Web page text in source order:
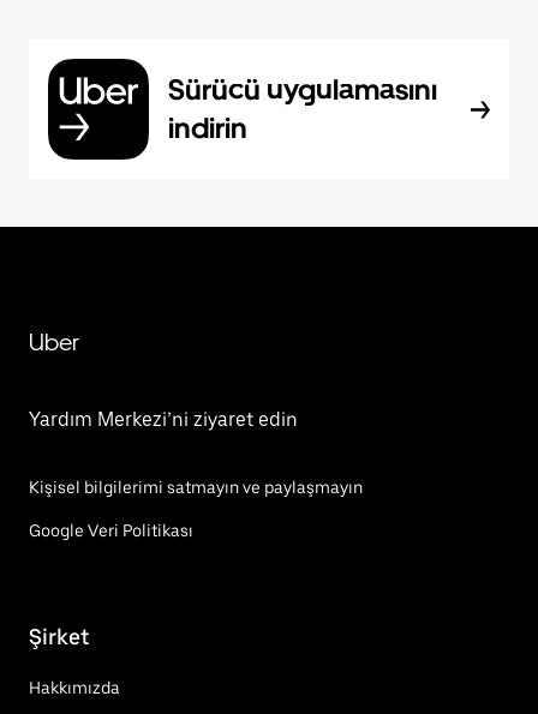
Sürücü uygulamasını
indirin
Uber
Yardım Merkezi’ni ziyaret edin
Kişisel bilgilerimi satmayın ve paylaşmayın
Google Veri Politikası
Şirket
Hakkımızda